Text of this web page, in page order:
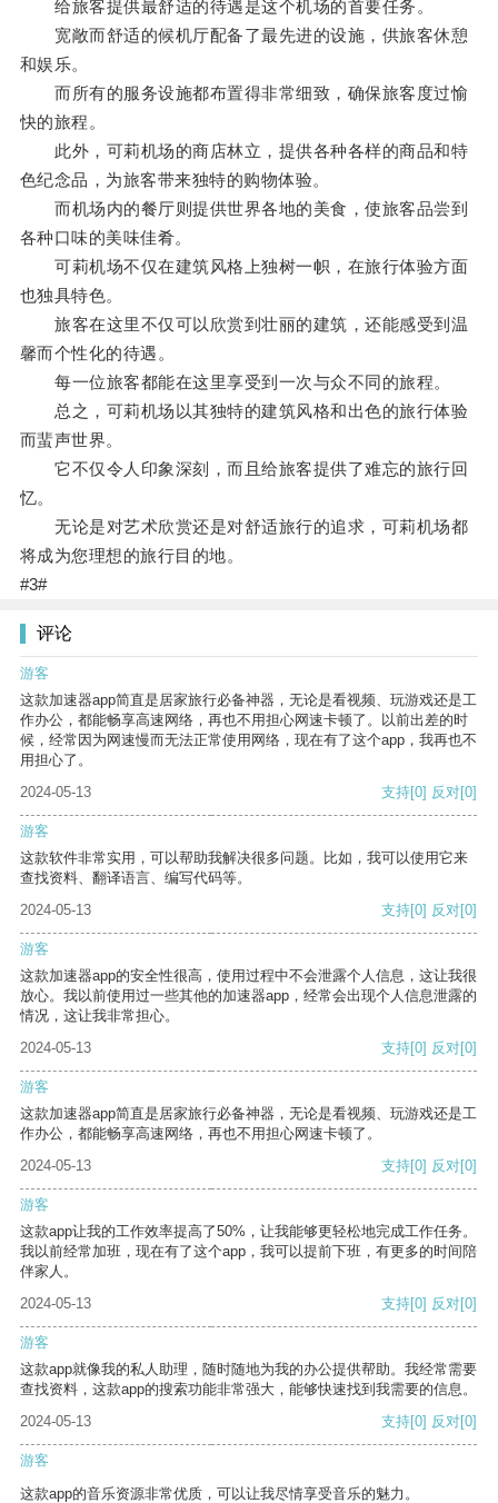
给旅客提供最舒适的待遇是这个机场的首要任务。
宽敞而舒适的候机厅配备了最先进的设施，供旅客休憩
和娱乐。
而所有的服务设施都布置得非常细致，确保旅客度过愉
快的旅程。
此外，可莉机场的商店林立，提供各种各样的商品和特
色纪念品，为旅客带来独特的购物体验。
而机场内的餐厅则提供世界各地的美食，使旅客品尝到
各种口味的美味佳肴。
可莉机场不仅在建筑风格上独树一帜，在旅行体验方面
也独具特色。
旅客在这里不仅可以欣赏到壮丽的建筑，还能感受到温
馨而个性化的待遇。
每一位旅客都能在这里享受到一次与众不同的旅程。
总之，可莉机场以其独特的建筑风格和出色的旅行体验
而蜚声世界。
它不仅令人印象深刻，而且给旅客提供了难忘的旅行回
忆。
无论是对艺术欣赏还是对舒适旅行的追求，可莉机场都
将成为您理想的旅行目的地。
#3#
评论
游客
这款加速器app简直是居家旅行必备神器，无论是看视频、玩游戏还是工
作办公，都能畅享高速网络，再也不用担心网速卡顿了。以前出差的时
候，经常因为网速慢而无法正常使用网络，现在有了这个app，我再也不
用担心了。
2024-05-13
支持[0] 反对[0]
游客
这款软件非常实用，可以帮助我解决很多问题。比如，我可以使用它来
查找资料、翻译语言、编写代码等。
2024-05-13
支持[0] 反对[0]
游客
这款加速器app的安全性很高，使用过程中不会泄露个人信息，这让我很
放心。我以前使用过一些其他的加速器app，经常会出现个人信息泄露的
情况，这让我非常担心。
2024-05-13
支持[0] 反对[0]
游客
这款加速器app简直是居家旅行必备神器，无论是看视频、玩游戏还是工
作办公，都能畅享高速网络，再也不用担心网速卡顿了。
2024-05-13
支持[0] 反对[0]
游客
这款app让我的工作效率提高了50%，让我能够更轻松地完成工作任务。
我以前经常加班，现在有了这个app，我可以提前下班，有更多的时间陪
伴家人。
2024-05-13
支持[0] 反对[0]
游客
这款app就像我的私人助理，随时随地为我的办公提供帮助。我经常需要
查找资料，这款app的搜索功能非常强大，能够快速找到我需要的信息。
2024-05-13
支持[0] 反对[0]
游客
这款app的音乐资源非常优质，可以让我尽情享受音乐的魅力。